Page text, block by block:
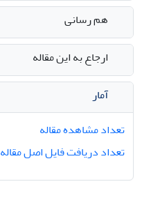
هم رسانی
ارجاع به این مقاله
آمار
تعداد مشاهده مقاله
تعداد دریافت فایل اصل مقاله